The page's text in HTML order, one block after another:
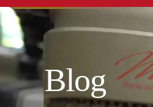
Blog